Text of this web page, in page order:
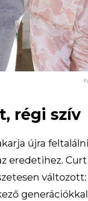
régi szív
újra
eredetihez.